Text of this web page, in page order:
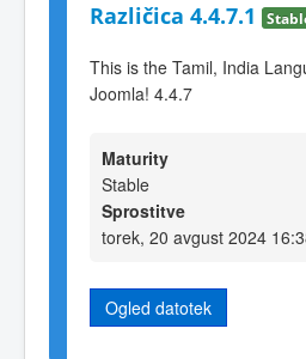
Različica 4.4.7.1
This is the Tamil, India
Joomla! 4.4.7
Maturity
Stable
Sprostitve
torek, 20 avgust 2024
Ogled datotek